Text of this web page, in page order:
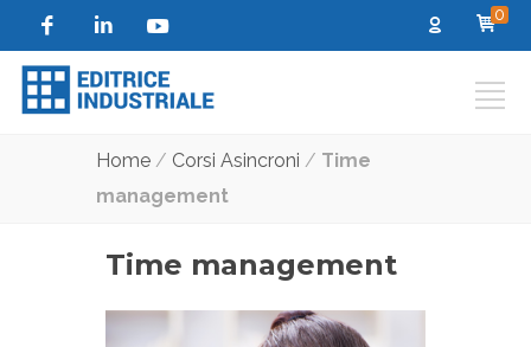
0
Home / Corsi Asincroni / Time
management
Time management